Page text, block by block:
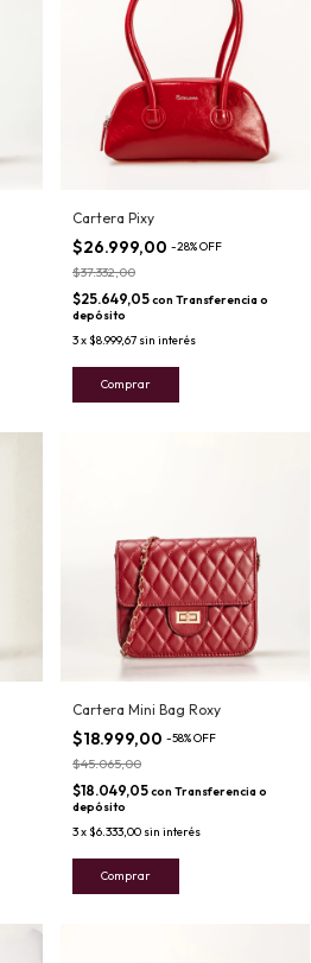
Cartera Pixy
$26.999,00 -28%OFF
$37.332,00
$25.649,05con Transferencia o
depósito
3x$8.999,67 sin interés
Comprar
Cartera Mini Bag Roxy
$18.999,00 -58%OFF
$45.065,00
$18.049,05con Transferencia o
depósito
3x$6.333,00 sin interés
Comprar